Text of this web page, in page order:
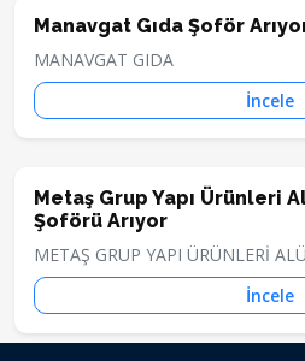
Manavgat Gıda Şoför
MANAVGAT GIDA
İncele
Metaş Grup Yapı Ürünleri
Şoförü Arıyor
METAŞ GRUP YAPI ÜRÜNLERİ
İncele